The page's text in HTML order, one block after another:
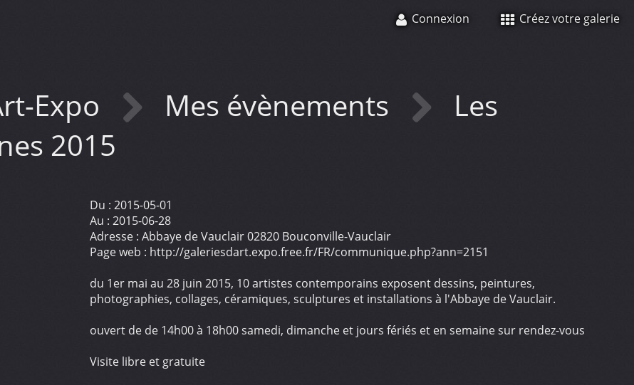
Connexion Créez votre galerie
Expo Mes évènements
Les
2015
Du : 2015-05-01
Au : 2015-06-28
Adresse : Abbaye de Vauclair 02820 Bouconville-Vauclair
Page web : http://galeriesdart.expo.free.fr/FR/communique.php?ann=2151
du 1er mai au 28 juin 2015, 10 artistes contemporains exposent dessins, peintures,
photographies, collages, céramiques, sculptures et installations à l'Abbaye de Vauclair.
ouvert de de 14h00 à 18h00 samedi, dimanche et jours fériés et en semaine sur rendez-vous
Visite libre et gratuite